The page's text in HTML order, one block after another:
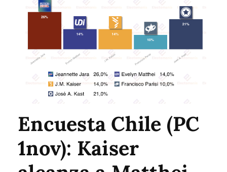
Encuesta Chile (PC
1nov): Kaiser